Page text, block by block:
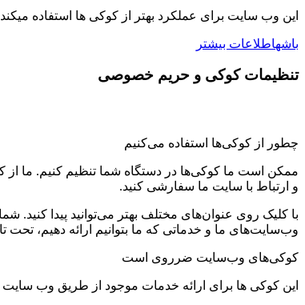
این وب سایت برای عملکرد بهتر از کوکی ها استفاده
باشهاطلاعات بیشتر
تنظیمات کوکی و حریم خصوصی
چطور از کوکی‌ها استفاده می‌کنیم
ممکن است ما کوکی‌ها در دستگاه شما تنظیم کنیم. ما از
و ارتباط با سایت ما سفارشی کنید.
با کلیک روی عنوان‌های مختلف بهتر می‌توانید پیدا کنید.
وب‌سایت‌های ما و خدماتی که ما بتوانیم ارائه دهیم، تحت
کوکی‌های وب‌سایت ضرروی است
این کوکی ها برای ارائه خدمات موجود از طریق وب